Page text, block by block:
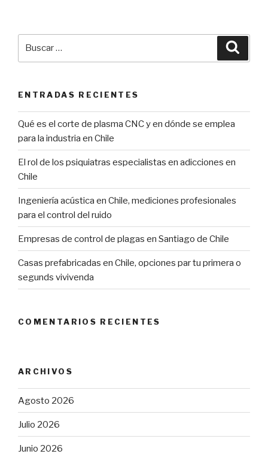
ENTRADAS RECIENTES
Qué es el corte de plasma CNC y en dónde se emplea
para la industria en Chile
El rol de los psiquiatras especialistas en adicciones en
Chile
Ingeniería acústica en Chile, mediciones profesionales
para el control del ruido
Empresas de control de plagas en Santiago de Chile
Casas prefabricadas en Chile, opciones par tu primera o
segunds vivivenda
COMENTARIOS RECIENTES
ARCHIVOS
Agosto 2026
Julio 2026
Junio 2026